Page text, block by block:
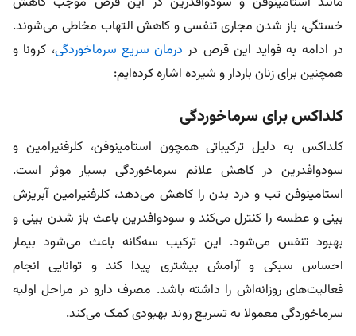
خستگی، باز شدن مجاری تنفسی و کاهش التهاب مخاطی می‌شوند.
در ادامه به فواید این قرص دردرمان سریع سرماخوردگی، کرونا و
همچنین برای زنان باردار و شیرده اشاره کرده‌ایم:
کلداکس برای سرماخوردگی
کلداکس به دلیل ترکیباتی همچون استامینوفن، کلرفنیرامین و
سودوافدرین در کاهش علائم سرماخوردگی بسیار موثر است.
استامینوفن تب و درد بدن را کاهش می‌دهد، کلرفنیرامین آبریزش
بینی و عطسه را کنترل می‌کند و سودوافدرین باعث باز شدن بینی و
بهبود تنفس می‌شود. این ترکیب سه‌گانه باعث می‌شود بیمار
احساس سبکی و آرامش بیشتری پیدا کند و توانایی انجام
فعالیت‌های روزانه‌اش را داشته باشد. مصرف دارو در مراحل اولیه
سرماخوردگی معمولا به تسریع روند بهبودی کمک می‌کند.